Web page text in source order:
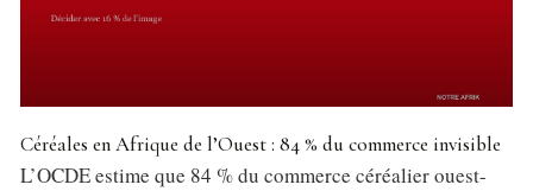
Céréales en Afrique de l’Ouest : 84 % du commerce invisible
L’OCDE estime que 84 % du commerce céréalier ouest-